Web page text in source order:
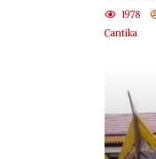
1978
Cantika